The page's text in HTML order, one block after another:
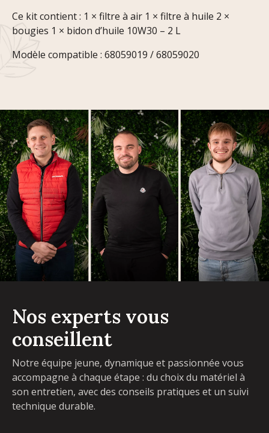
Ce kit contient : 1 × filtre à air 1 × filtre à huile 2 ×
bougies 1 × bidon d’huile 10W30 – 2 L
Modèle compatible : 68059019 / 68059020
Nos experts vous
conseillent
Notre équipe jeune, dynamique et passionnée vous
accompagne à chaque étape : du choix du matériel à
son entretien, avec des conseils pratiques et un suivi
technique durable.